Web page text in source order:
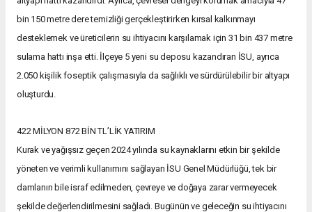
bin 150 metre dere temizliği gerçekleştirirken kırsal kalkınmayı
desteklemek ve üreticilerin su ihtiyacını karşılamak için 31 bin 437 metre
sulama hattı inşa etti. İlçeye 5 yeni su deposu kazandıran İSU, ayrıca
2.050 kişilik foseptik çalışmasıyla da sağlıklı ve sürdürülebilir bir altyapı
oluşturdu.
422 MİLYON 872 BİN TL’LİK YATIRIM
Kurak ve yağışsız geçen 2024 yılında su kaynaklarını etkin bir şekilde
yöneten ve verimli kullanımını sağlayan İSU Genel Müdürlüğü, tek bir
damlanın bile israf edilmeden, çevreye ve doğaya zarar vermeyecek
şekilde değerlendirilmesini sağladı. Bugünün ve geleceğin su ihtiyacını